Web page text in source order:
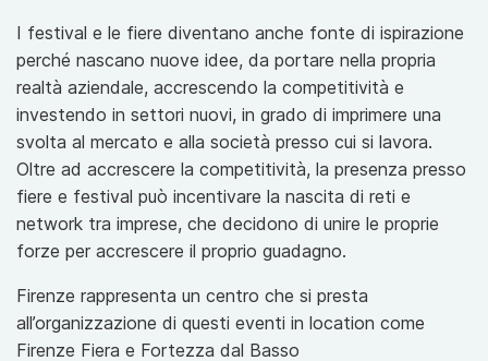
I festival e le fiere diventano anche fonte di ispirazione
perché nascano nuove idee, da portare nella propria
realtà aziendale, accrescendo la competitività e
investendo in settori nuovi, in grado di imprimere una
svolta al mercato e alla società presso cui si lavora.
Oltre ad accrescere la competitività, la presenza presso
fiere e festival può incentivare la nascita di reti e
network tra imprese, che decidono di unire le proprie
forze per accrescere il proprio guadagno.
Firenze rappresenta un centro che si presta
all’organizzazione di questi eventi in location come
Firenze Fiera e Fortezza dal Basso